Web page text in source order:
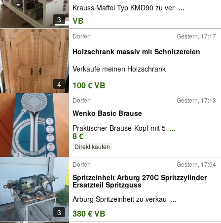
3
Krauss Maffei Typ KMD90 zu ver ...
VB
4
Dorfen Gestern, 17:17
Holzschrank massiv mit Schnitzereien
Verkaufe meinen Holzschrank
100 € VB
Dorfen Gestern, 17:13
Wenko Basic Brause
Praktischer Brause-Kopf mit 5 ...
8 €
Direkt kaufen
3
Dorfen Gestern, 17:04
Spritzeinheit Arburg 270C Spritzzylinder
Ersatzteil Spritzguss
Arburg Spritzeinheit zu verkau ...
380 € VB